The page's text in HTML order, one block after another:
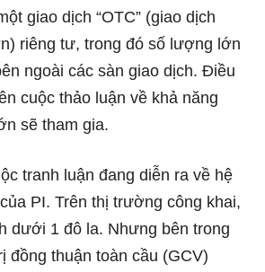
giao dịch “OTC” (giao dịch
riêng tư, trong đó số lượng lớn
ngoài các sàn giao dịch. Điều
cuộc thảo luận về khả năng
sẽ tham gia.
tranh luận đang diễn ra về hệ
PI. Trên thị trường công khai,
dưới 1 đô la. Nhưng bên trong
đồng thuận toàn cầu (GCV)